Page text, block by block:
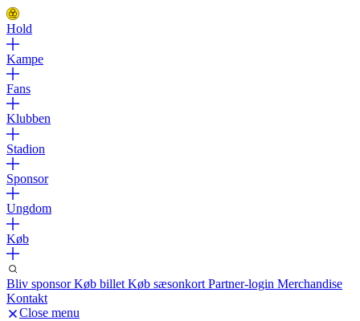
Hold
Kampe
Fans
Klubben
Stadion
Sponsor
Ungdom
Køb
Bliv sponsorKøb billet Køb sæsonkort Partner-login Merchandise
Kontakt
Close menu